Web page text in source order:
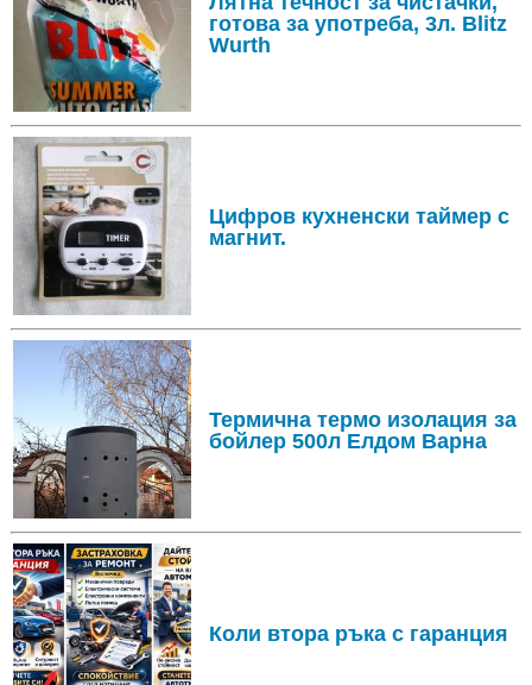
готова за употреба, 3л. Blitz
Wurth
Цифров кухненски таймер с
магнит.
Термична термо изолация за
бойлер 500л Елдом Варна
Коли втора ръка с гаранция